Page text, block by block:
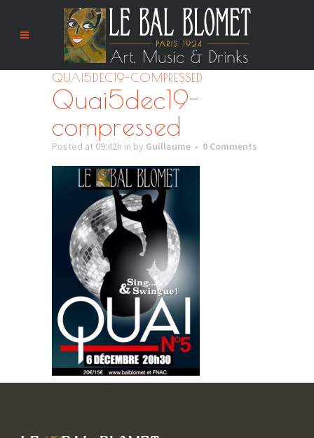
QUAI5DEC19-COMPRESSED
Quai5dec19-
compressed
Posted at 09:42h in by Guillaume 0 Comments